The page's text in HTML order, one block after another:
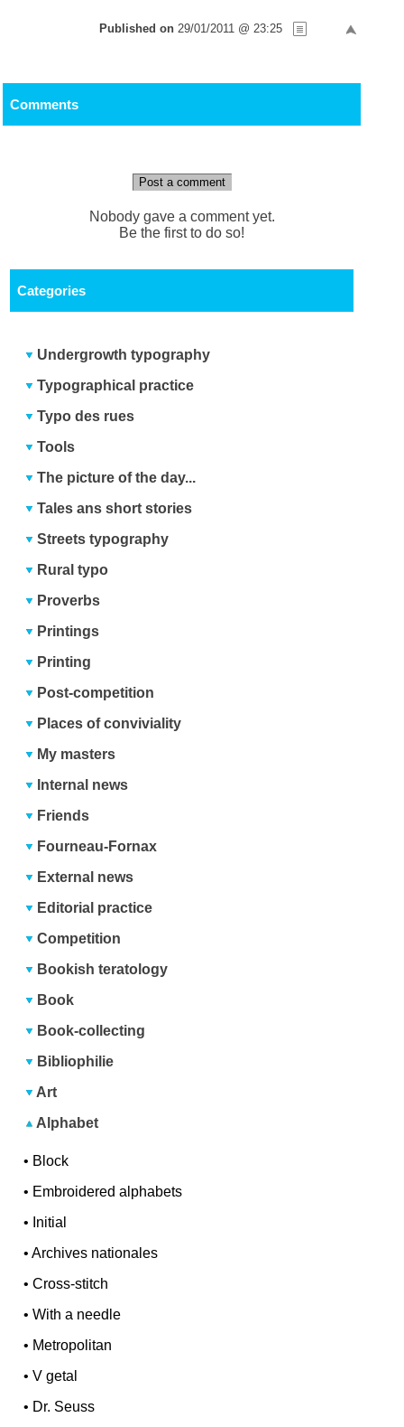
Published on 29/01/2011 @ 23:25
Comments
Post a comment
Nobody gave a comment yet.
Be the first to do so!
Categories
Undergrowth typography
Typographical practice
Typo des rues
Tools
The picture of the day...
Tales ans short stories
Streets typography
Rural typo
Proverbs
Printings
Printing
Post-competition
Places of conviviality
My masters
Internal news
Friends
Fourneau-Fornax
External news
Editorial practice
Competition
Bookish teratology
Book
Book-collecting
Bibliophilie
Art
Alphabet
• Block
• Embroidered alphabets
• Initial
•Archives nationales
•Cross-stitch
•With a needle
• Metropolitan
•V getal
• Dr. Seuss